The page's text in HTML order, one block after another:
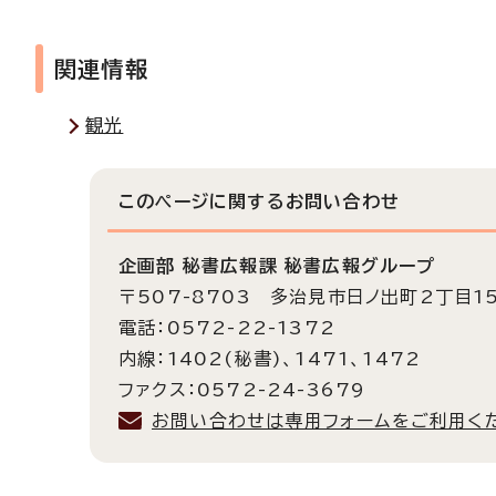
関連情報
観光
このページに関する お問い合わせ
企画部 秘書広報課 秘書広報グループ
〒507-8703 多治見市日ノ出町2丁目
電話：0572-22-1372
内線：1402(秘書)、1471、1472
ファクス：0572-24-3679
お問い合わせは専用フォームをご利用く